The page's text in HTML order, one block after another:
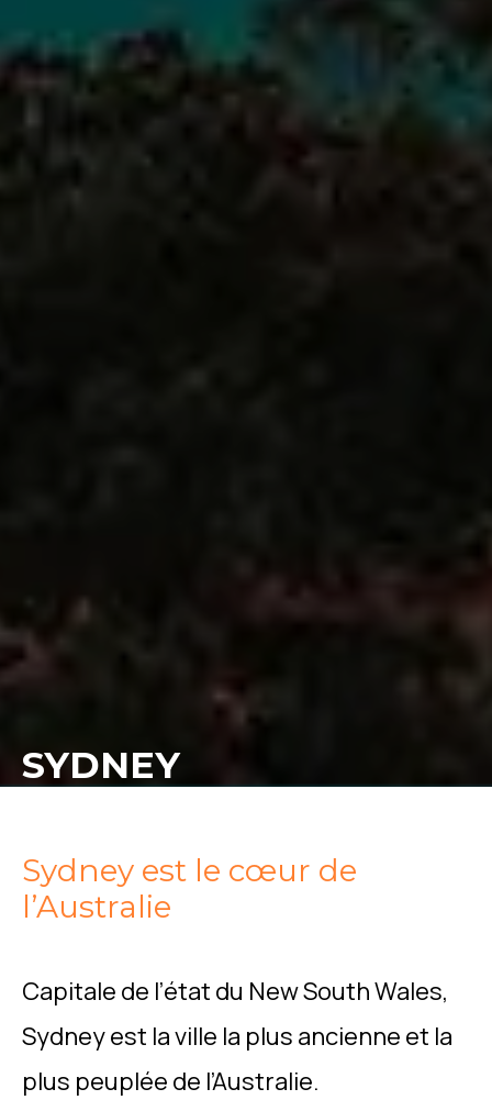
SYDNEY
Sydney est le cœur de
l’Australie
Capitale de l’état du New South Wales,
Sydney est la ville la plus ancienne et la
plus peuplée de l’Australie.